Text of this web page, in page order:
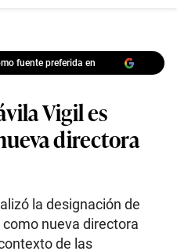
fuente preferida en
Vigil es
directora
la designación de
nueva directora
de las